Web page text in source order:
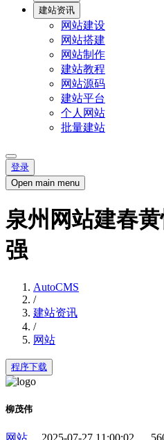
建站资讯
网站建设
网站搭建
网站制作
建站教程
网站源码
建站平台
个人网站
批量建站
登录
Open main menu
泉州网站建春
强
AutoCMS
/
建站资讯
/
网站
程序下载
柳茂伟